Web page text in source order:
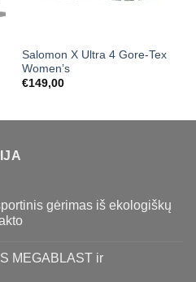
Salomon X Ultra 4 Gore-Tex
Women’s
€149,00
gėrimas iš ekologiškų
MEGABLAST ir